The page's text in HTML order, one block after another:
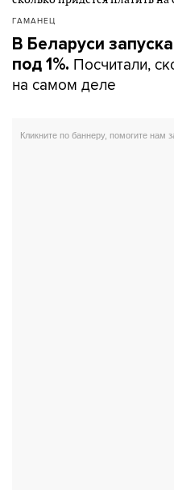
ГАМАНЕЦ
В Беларуси
под 1%. Посчитали,
на самом деле